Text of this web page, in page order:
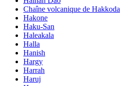
Chaîne volcanique de Hakkoda
Hakone
Haku-San
Haleakala
Halla
Hanish
Hargy
Harrah
Haruj